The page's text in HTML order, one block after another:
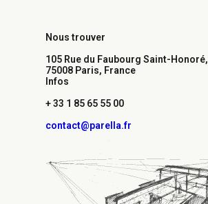
Nous trouver
105 Rue du Faubourg Saint-Honoré,
75008 Paris, France​
Infos
+ 33 1 85 65 55 00
contact@parella.fr